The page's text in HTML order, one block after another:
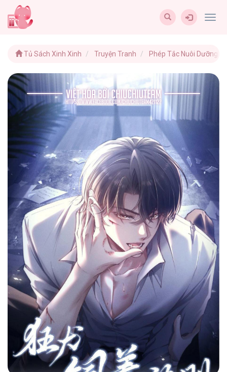
Tủ Sách Xinh Xinh Truyện Tranh Phép Tắc Nuôi Dưỡng